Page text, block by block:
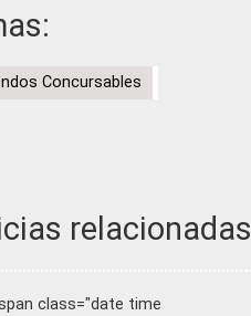
Concursables
relacionadas
class="date time